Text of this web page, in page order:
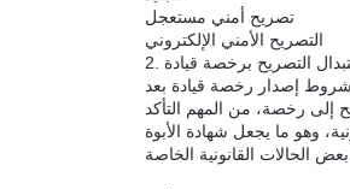
تصريح أمني مستعجل
التصريح الأمني الإلكتروني
التصريح برخصة قيادة
إصدار رخصة قيادة بعد
إلى رخصة، من المهم التأكد
وهو ما يجعل شهادة الأبوة